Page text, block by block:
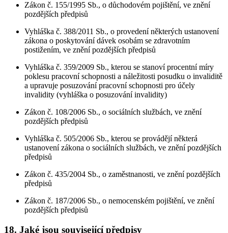
Zákon č. 155/1995 Sb., o důchodovém pojištění, ve znění
pozdějších předpisů
Vyhláška č. 388/2011 Sb., o provedení některých ustanovení
zákona o poskytování dávek osobám se zdravotním
postižením, ve znění pozdějších předpisů
Vyhláška č. 359/2009 Sb., kterou se stanoví procentní míry
poklesu pracovní schopnosti a náležitosti posudku o invaliditě
a upravuje posuzování pracovní schopnosti pro účely
invalidity (vyhláška o posuzování invalidity)
Zákon č. 108/2006 Sb., o sociálních službách, ve znění
pozdějších předpisů
Vyhláška č. 505/2006 Sb., kterou se provádějí některá
ustanovení zákona o sociálních službách, ve znění pozdějších
předpisů
Zákon č. 435/2004 Sb., o zaměstnanosti, ve znění pozdějších
předpisů
Zákon č. 187/2006 Sb., o nemocenském pojištění, ve znění
pozdějších předpisů
18. Jaké jsou související předpisy